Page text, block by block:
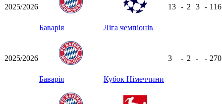
2025/2026
Баварія Ліга чемпіонів
13 - 2 3 -
2025/2026
Баварія Кубок Німеччини
3 - 2 - -